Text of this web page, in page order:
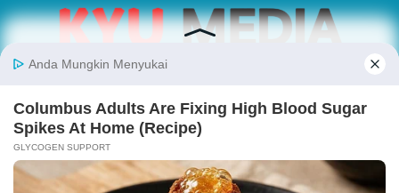
Kabarbaru.co menyajikan berita aktual dan
inspiratif dari sudut pandang berbaik sangka
serta terverifikasi dari sumber yang tepat.